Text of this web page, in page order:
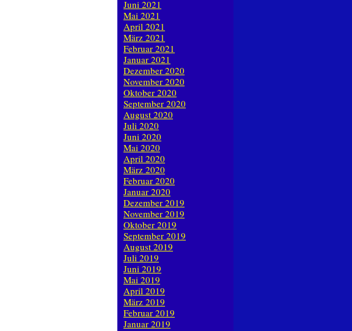
Juni 2021
Mai 2021
April 2021
März 2021
Februar 2021
Januar 2021
Dezember 2020
November 2020
Oktober 2020
September 2020
August 2020
Juli 2020
Juni 2020
Mai 2020
April 2020
März 2020
Februar 2020
Januar 2020
Dezember 2019
November 2019
Oktober 2019
September 2019
August 2019
Juli 2019
Juni 2019
Mai 2019
April 2019
März 2019
Februar 2019
Januar 2019